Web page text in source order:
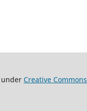
under Creative Commons